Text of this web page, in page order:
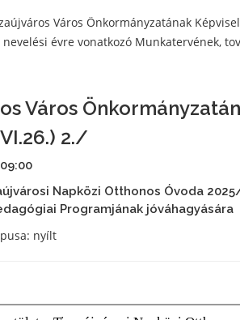
Város Önkormányzatának
évre vonatkozó Munkatervének,
Város
2./
Napközi Otthonos Óvoda
Programjának jóváhagyására
nyílt